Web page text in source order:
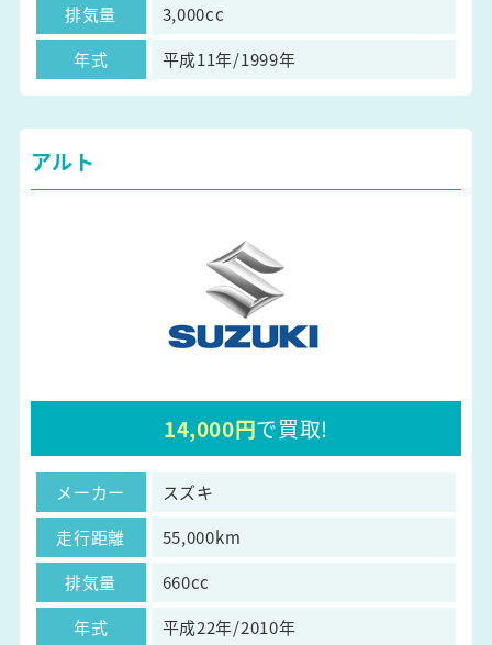
排気量
3,000cc
年式
平成11年/1999年
アルト
14,000円で買取!
メーカー
スズキ
走行距離
55,000km
排気量
660cc
年式
平成22年/2010年